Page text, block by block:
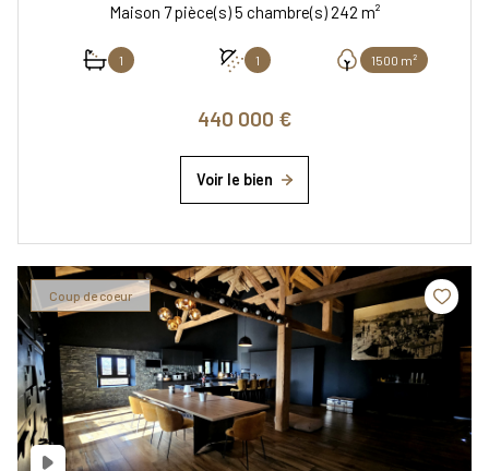
Maison 7 pièce(s) 5 chambre(s) 242 m²
1 1 1500 m²
440 000 €
Voir le bien
Coup de coeur